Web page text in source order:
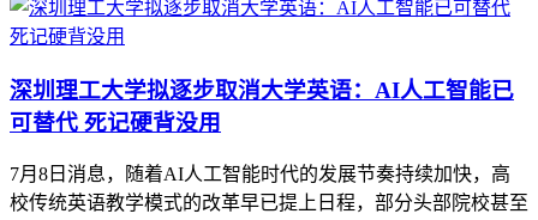
深圳理工大学拟逐步取消大学英语：AI人工智能已
可替代 死记硬背没用
7月8日消息，随着AI人工智能时代的发展节奏持续加快，高
校传统英语教学模式的改革早已提上日程，部分头部院校甚至